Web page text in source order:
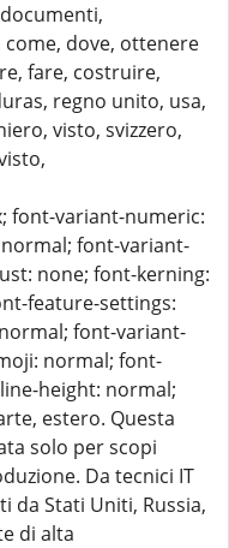
dove, ottenere
fare, costruire,
regno unito, usa,
visto, svizzero,
font-variant-numeric:
font-variant-
none; font-kerning:
feature-settings:
font-variant-
normal; font-
height: normal;
estero. Questa
solo per scopi
Da tecnici IT
da Stati Uniti, Russia,
di alta